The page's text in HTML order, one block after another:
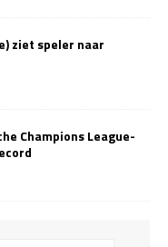
ziet speler naar
Champions League-